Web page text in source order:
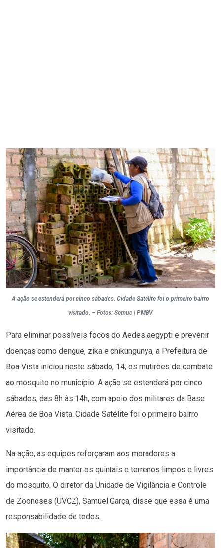
A ação se estenderá por cinco sábados. Cidade Satélite foi o primeiro bairro
visitado. – Fotos: Semuc | PMBV
Para eliminar possíveis focos do Aedes aegypti e prevenir
doenças como dengue, zika e chikungunya, a Prefeitura de
Boa Vista iniciou neste sábado, 14, os mutirões de combate
ao mosquito no município. A ação se estenderá por cinco
sábados, das 8h às 14h, com apoio dos militares da Base
Aérea de Boa Vista. Cidade Satélite foi o primeiro bairro
visitado.
Na ação, as equipes reforçaram aos moradores a
importância de manter os quintais e terrenos limpos e livres
do mosquito. O diretor da Unidade de Vigilância e Controle
de Zoonoses (UVCZ), Samuel Garça, disse que essa é uma
responsabilidade de todos.